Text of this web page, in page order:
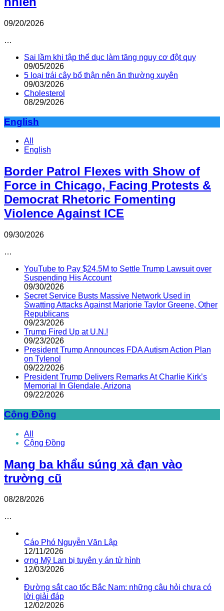
09/20/2026
…
Sai lầm khi tập thể dục làm tăng nguy cơ đột quỵ
09/05/2026
5 loại trái cây bổ thận nên ăn thường xuyên
09/03/2026
Cholesterol
08/29/2026
English
All
English
Border Patrol Flexes with Show of
Force in Chicago, Facing Protests &
Democrat Rhetoric Fomenting
Violence Against ICE
09/30/2026
…
YouTube to Pay $24.5M to Settle Trump Lawsuit over
Suspending His Account
09/30/2026
Secret Service Busts Massive Network Used in
Swatting Attacks Against Marjorie Taylor Greene, Other
Republicans
09/23/2026
Trump Fired Up at U.N.!
09/23/2026
President Trump Announces FDA Autism Action Plan
on Tylenol
09/22/2026
President Trump Delivers Remarks At Charlie Kirk’s
Memorial In Glendale, Arizona
09/22/2026
Cộng Đồng
All
Cộng Đồng
Mang ba khẩu súng xả đạn vào
trường cũ
08/28/2026
…
Cáo Phó Nguyễn Văn Lập
12/11/2026
ơng Mỹ Lan bị tuyên y án tử hình
12/03/2026
Đường sắt cao tốc Bắc Nam: những câu hỏi chưa có
lời giải đáp
12/02/2026